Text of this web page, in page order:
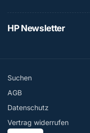
HP Newsletter
Suchen
AGB
Datenschutz
Vertrag widerrufen